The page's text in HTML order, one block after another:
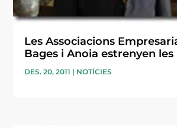
Les Associacions
Bages i Anoia estrenyen
DES. 20, 2011 | NOTÍCIES